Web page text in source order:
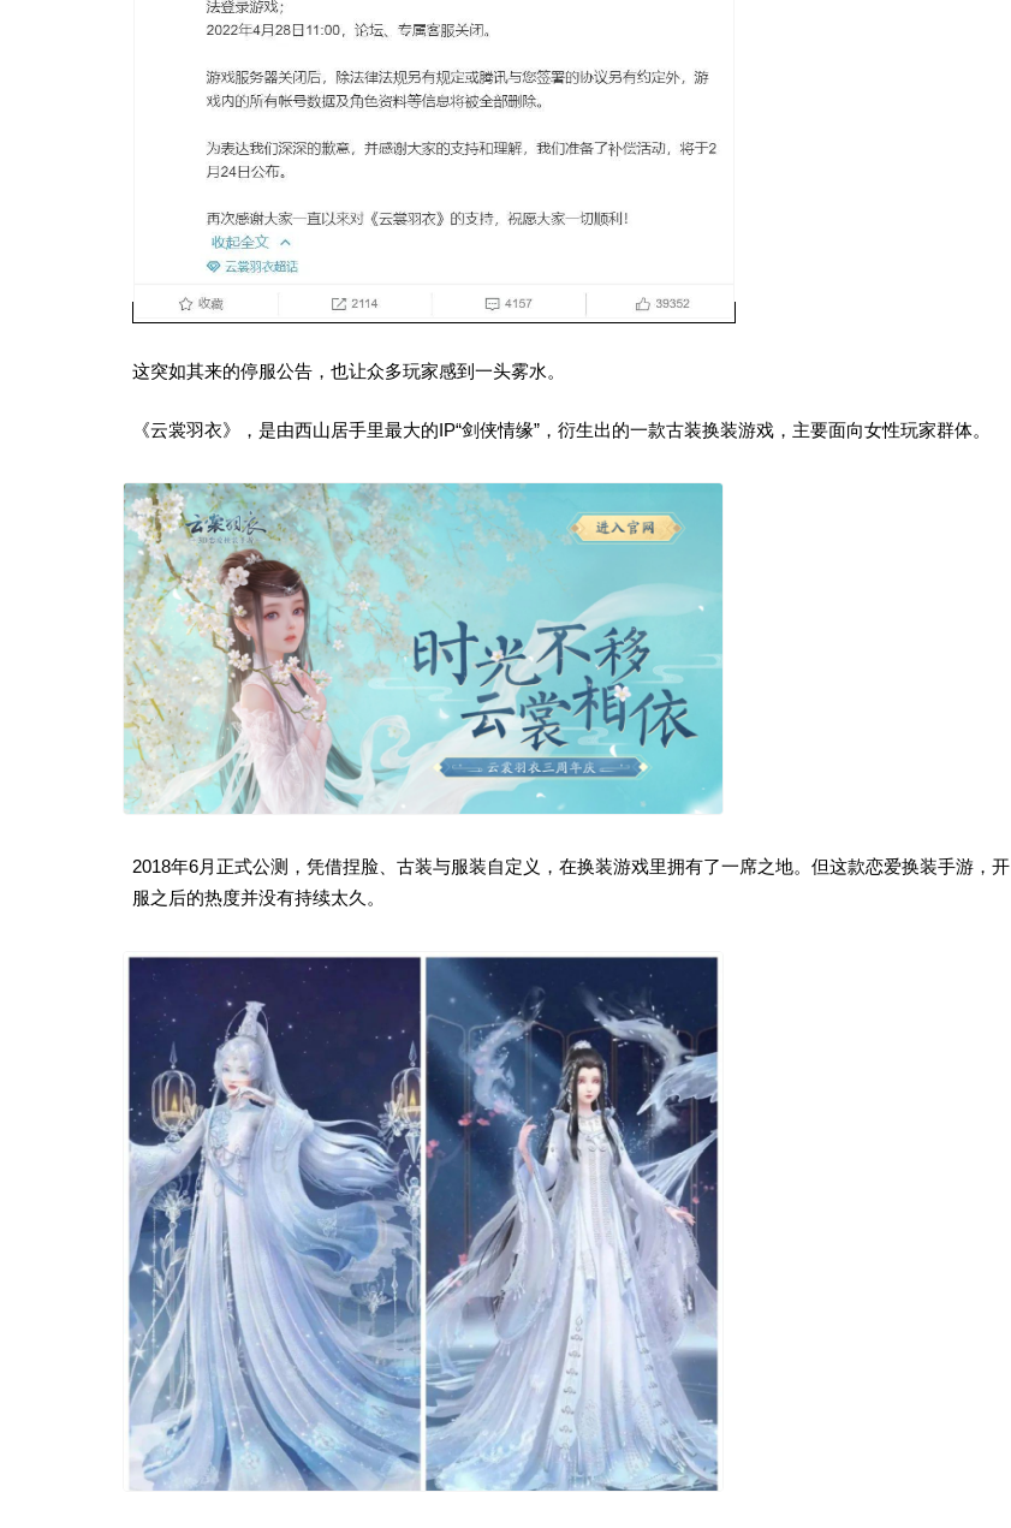
这突如其来的停服公告，也让众多玩家感到一头雾水。
《云裳羽衣》，是由西山居手里最大的IP“剑侠情缘”，衍生出的一款古装换装游戏，主要面向女性玩家群体。
2018年6月正式公测，凭借捏脸、古装与服装自定义，在换装游戏里拥有了一席之地。但这款恋爱换装手游，开
服之后的热度并没有持续太久。